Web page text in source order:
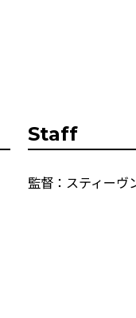
Staff
監督：スティーヴ